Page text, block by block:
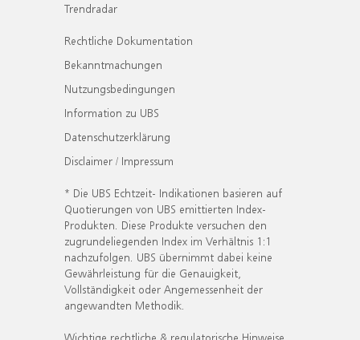
Trendradar
Rechtliche Dokumentation
Bekanntmachungen
Nutzungsbedingungen
Information zu UBS
Datenschutzerklärung
Disclaimer / Impressum
* Die UBS Echtzeit- Indikationen basieren auf
Quotierungen von UBS emittierten Index-
Produkten. Diese Produkte versuchen den
zugrundeliegenden Index im Verhältnis 1:1
nachzufolgen. UBS übernimmt dabei keine
Gewährleistung für die Genauigkeit,
Vollständigkeit oder Angemessenheit der
angewandten Methodik.